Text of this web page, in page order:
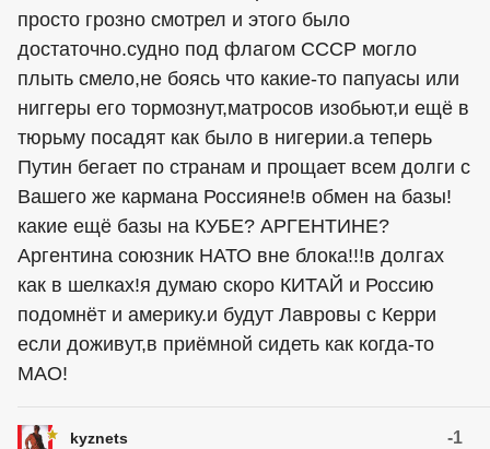
просто грозно смотрел и этого было
достаточно.судно под флагом СССР могло
плыть смело,не боясь что какие-то папуасы или
ниггеры его тормознут,матросов изобьют,и ещё в
тюрьму посадят как было в нигерии.а теперь
Путин бегает по странам и прощает всем долги с
Вашего же кармана Россияне!в обмен на базы!
какие ещё базы на КУБЕ? АРГЕНТИНЕ?
Аргентина союзник НАТО вне блока!!!в долгах
как в шелках!я думаю скоро КИТАЙ и Россию
подомнёт и америку.и будут Лавровы с Керри
если доживут,в приёмной сидеть как когда-то
МАО!
kyznets -1